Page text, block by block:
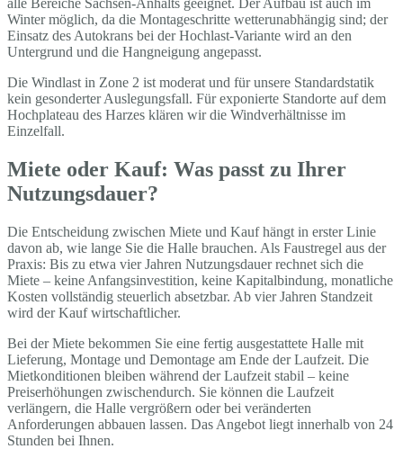
alle Bereiche Sachsen-Anhalts geeignet. Der Aufbau ist auch im
Winter möglich, da die Montageschritte wetterunabhängig sind; der
Einsatz des Autokrans bei der Hochlast-Variante wird an den
Untergrund und die Hangneigung angepasst.
Die Windlast in Zone 2 ist moderat und für unsere Standardstatik
kein gesonderter Auslegungsfall. Für exponierte Standorte auf dem
Hochplateau des Harzes klären wir die Windverhältnisse im
Einzelfall.
Miete oder Kauf: Was passt zu Ihrer
Nutzungsdauer?
Die Entscheidung zwischen Miete und Kauf hängt in erster Linie
davon ab, wie lange Sie die Halle brauchen. Als Faustregel aus der
Praxis: Bis zu etwa vier Jahren Nutzungsdauer rechnet sich die
Miete – keine Anfangsinvestition, keine Kapitalbindung, monatliche
Kosten vollständig steuerlich absetzbar. Ab vier Jahren Standzeit
wird der Kauf wirtschaftlicher.
Bei der Miete bekommen Sie eine fertig ausgestattete Halle mit
Lieferung, Montage und Demontage am Ende der Laufzeit. Die
Mietkonditionen bleiben während der Laufzeit stabil – keine
Preiserhöhungen zwischendurch. Sie können die Laufzeit
verlängern, die Halle vergrößern oder bei veränderten
Anforderungen abbauen lassen. Das Angebot liegt innerhalb von 24
Stunden bei Ihnen.